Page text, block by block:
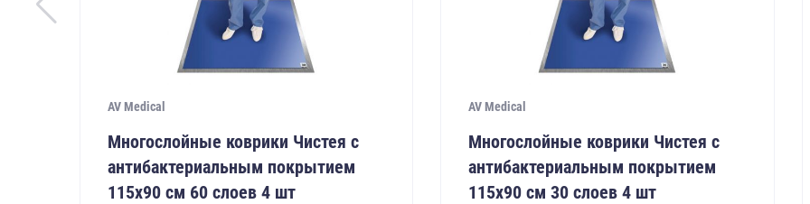
AV Medical
Многослойные коврики Чистея с
антибактериальным покрытием
115х90 см 60 слоев 4 шт
AV Medical
Многослойные коврики Чистея с
антибактериальным покрытием
115х90 см 30 слоев 4 шт